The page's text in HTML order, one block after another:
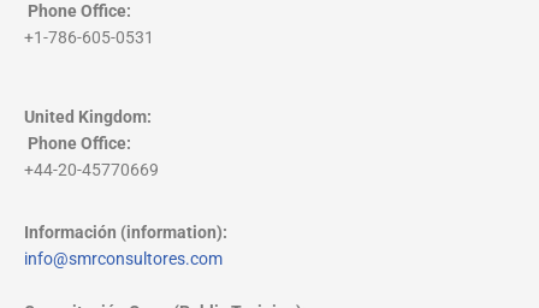
Phone Office:
+1-786-605-0531
United Kingdom:
Phone Office:
+44-20-45770669
Información (information):
info@smrconsultores.com